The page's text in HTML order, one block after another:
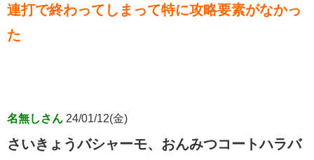
連打で終わってしまって特に攻略要素がなかっ
た
名無しさん 24/01/12(金)
さいきょうバシャーモ、おんみつコートハラバ